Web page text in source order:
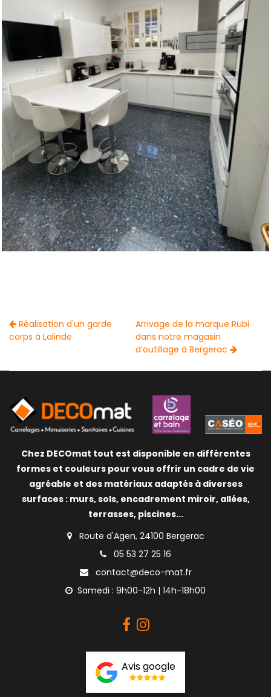
Réalisation d'un garde
corps à Lalinde
Arrivage de la marque Rubi
dans notre magasin
d’outillage à Bergerac
Chez DECOmat tout est disponible en différentes
formes et couleurs pour vous offrir un cadre de vie
agréable et des matériaux adaptés à diverses
surfaces : murs, sols, encadrement miroir, allées,
terrasses, piscines...
Route d'Agen, 24100 Bergerac
05 53 27 25 16
contact@deco-mat.fr
Samedi : 9h00-12h | 14h-18h00
Avis google